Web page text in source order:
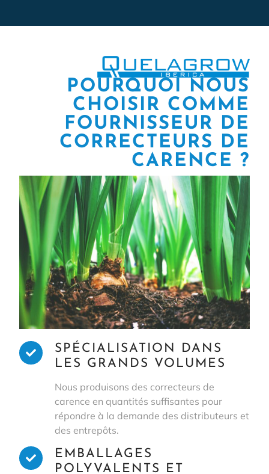
POURQUOI NOUS
CHOISIR COMME
FOURNISSEUR DE
CORRECTEURS DE
CARENCE ?
SPÉCIALISATION DANS
LES GRANDS VOLUMES
Nous produisons des correcteurs de
carence en quantités suffisantes pour
répondre à la demande des distributeurs et
des entrepôts.
EMBALLAGES
POLYVALENTS ET